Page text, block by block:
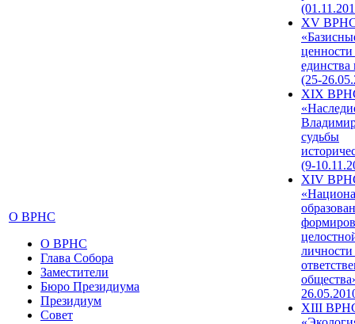
О ВРНС
О ВРНС
Глава Собора
Заместители
Бюро Президиума
Президиум
Совет
XV
единства
(25-
XIX
судьбы
(9-
XIV
XIII